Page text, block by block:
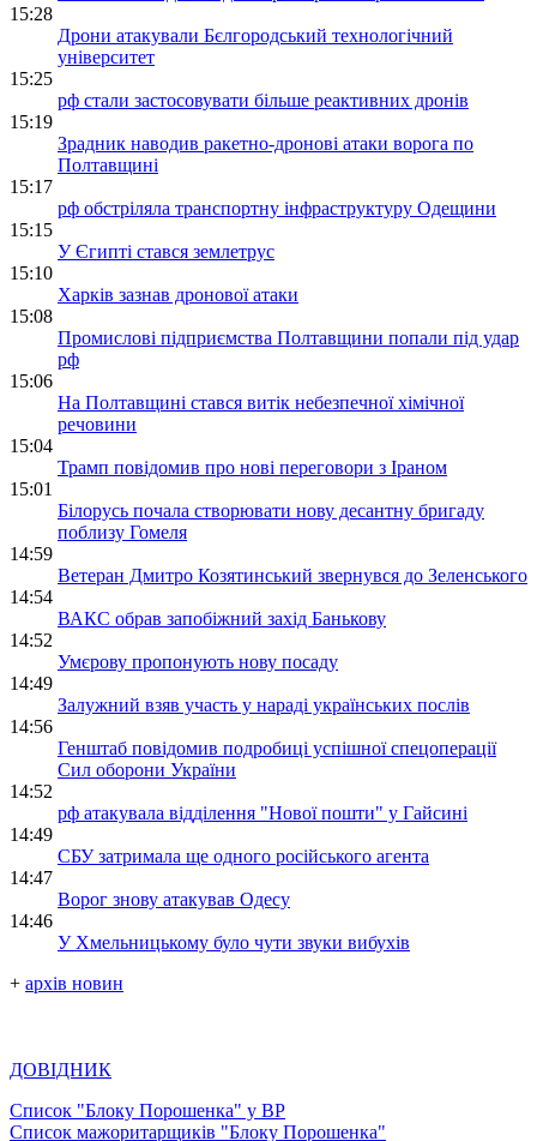
15:28
Дрони атакували Бєлгородський технологічний
університет
15:25
рф стали застосовувати більше реактивних дронів
15:19
Зрадник наводив ракетно-дронові атаки ворога по
Полтавщині
15:17
рф обстріляла транспортну інфраструктуру Одещини
15:15
У Єгипті стався землетрус
15:10
Харків зазнав дронової атаки
15:08
Промислові підприємства Полтавщини попали під удар
рф
15:06
На Полтавщині стався витік небезпечної хімічної
речовини
15:04
Трамп повідомив про нові переговори з Іраном
15:01
Білорусь почала створювати нову десантну бригаду
поблизу Гомеля
14:59
Ветеран Дмитро Козятинський звернувся до Зеленського
14:54
ВАКС обрав запобіжний захід Банькову
14:52
Умєрову пропонують нову посаду
14:49
Залужний взяв участь у нараді українських послів
14:56
Генштаб повідомив подробиці успішної спецоперації
Сил оборони України
14:52
рф атакувала відділення "Нової пошти" у Гайсині
14:49
СБУ затримала ще одного російського агента
14:47
Ворог знову атакував Одесу
14:46
У Хмельницькому було чути звуки вибухів
+ архів новин
ДОВІДНИК
Список "Блоку Порошенка" у ВР
Список мажоритарщиків "Блоку Порошенка"